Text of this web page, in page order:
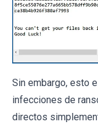
Sin embargo, esto
infecciones de
directos